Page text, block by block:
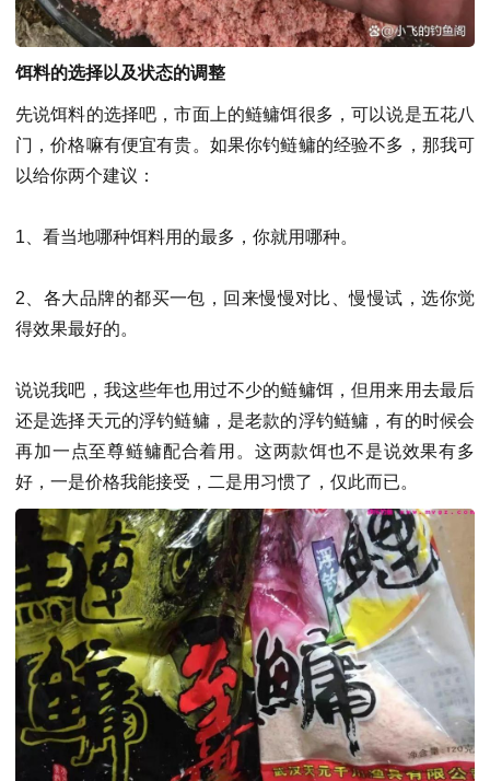
饵料的选择以及状态的调整
先说饵料的选择吧，市面上的鲢鳙饵很多，可以说是五花八
门，价格嘛有便宜有贵。如果你钓鲢鳙的经验不多，那我可
以给你两个建议：
1、看当地哪种饵料用的最多，你就用哪种。
2、各大品牌的都买一包，回来慢慢对比、慢慢试，选你觉
得效果最好的。
说说我吧，我这些年也用过不少的鲢鳙饵，但用来用去最后
还是选择天元的浮钓鲢鳙，是老款的浮钓鲢鳙，有的时候会
再加一点至尊鲢鳙配合着用。这两款饵也不是说效果有多
好，一是价格我能接受，二是用习惯了，仅此而已。